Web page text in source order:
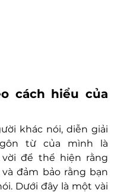
cách hiểu của
khác nói, diễn giải
từ của mình là
để thể hiện rằng
đảm bảo rằng bạn
Dưới đây là một vài